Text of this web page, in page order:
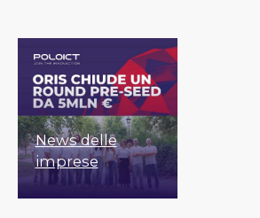
News delle
imprese